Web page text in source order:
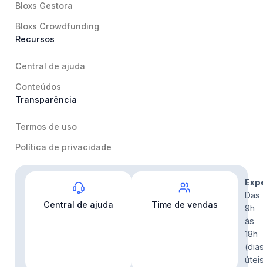
Bloxs Gestora
Bloxs Crowdfunding
Recursos
Central de ajuda
Conteúdos
Transparência
Termos de uso
Política de privacidade
Central de ajuda Time de vendas
Das
9h
às
18h